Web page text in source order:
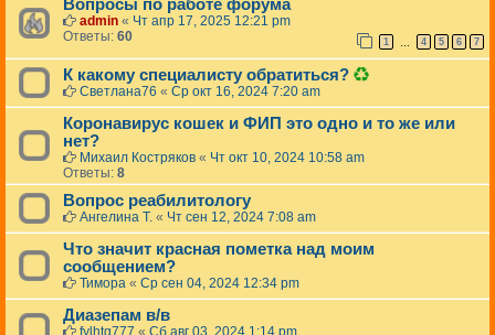
Вопросы по работе форума
admin « Чт апр 17, 2025 12:21 pm
Ответы: 60 1 … 4 5 6 7
К какому специалисту обратиться?
н
н
е
ы
л
д
Светлана76 « Ср окт 16, 2024 7:20 am
Коронавирус кошек и ФИП это одно и то же или
нет?
Михаил Костряков « Чт окт 10, 2024 10:58 am
Ответы: 8
Вопрос реабилитологу
Ангелина Т. « Чт сен 12, 2024 7:08 am
Что значит красная пометка над моим
сообщением?
Тимора « Ср сен 04, 2024 12:34 pm
Диазепам в/в